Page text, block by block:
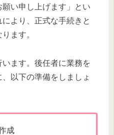
い申し上げます」とい
より、正式な手続きと
ます。
ます。後任者に業務を
以下の準備をしましょ
成